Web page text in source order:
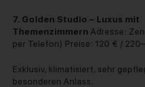
7. Golden Studio – Luxus mit
Themenzimmern Adresse:
per Telefon) Preise: 120 € /
Exklusiv, klimatisiert, sehr
besonderen Anlass.